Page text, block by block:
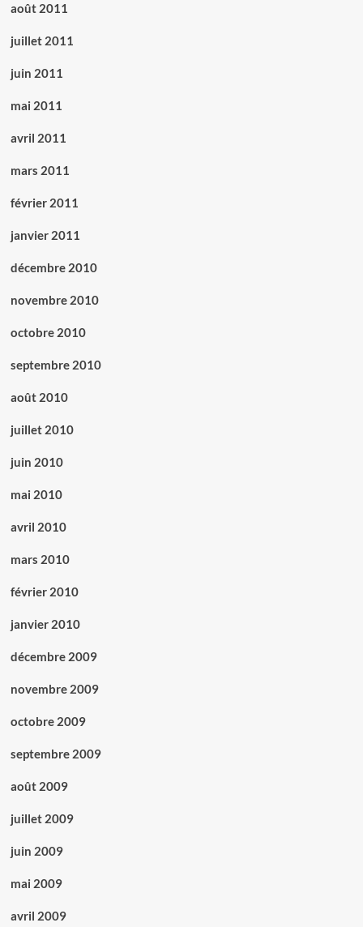
août 2011
juillet 2011
juin 2011
mai 2011
avril 2011
mars 2011
février 2011
janvier 2011
décembre 2010
novembre 2010
octobre 2010
septembre 2010
août 2010
juillet 2010
juin 2010
mai 2010
avril 2010
mars 2010
février 2010
janvier 2010
décembre 2009
novembre 2009
octobre 2009
septembre 2009
août 2009
juillet 2009
juin 2009
mai 2009
avril 2009